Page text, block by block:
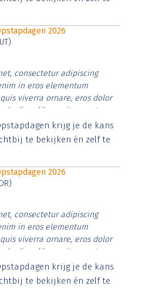
2026
consectetur adipiscing
in eros elementum
viverra ornare, eros dolor
diam libero vitae erat.
cursus id rutrum lorem
risus tristique posuere.
krijg je de kans
te bekijken én zelf te
2026
consectetur adipiscing
in eros elementum
viverra ornare, eros dolor
diam libero vitae erat.
cursus id rutrum lorem
risus tristique posuere.
krijg je de kans
te bekijken én zelf te